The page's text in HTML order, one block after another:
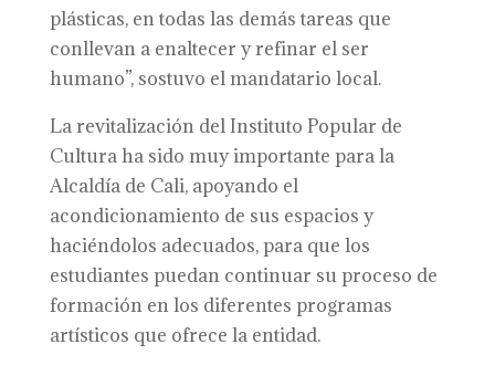
plásticas, en todas las demás tareas que
conllevan a enaltecer y refinar el ser
humano”, sostuvo el mandatario local.
La revitalización del Instituto Popular de
Cultura ha sido muy importante para la
Alcaldía de Cali, apoyando el
acondicionamiento de sus espacios y
haciéndolos adecuados, para que los
estudiantes puedan continuar su proceso de
formación en los diferentes programas
artísticos que ofrece la entidad.